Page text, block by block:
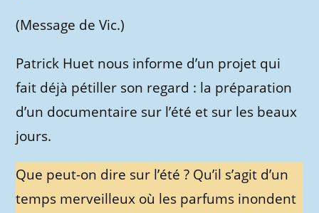
(Message de Vic.)
Patrick Huet nous informe d’un projet qui
fait déjà pétiller son regard : la préparation
d’un documentaire sur l’été et sur les beaux
jours.
Que peut-on dire sur l’été ? Qu’il s’agit d’un
temps merveilleux où les parfums inondent